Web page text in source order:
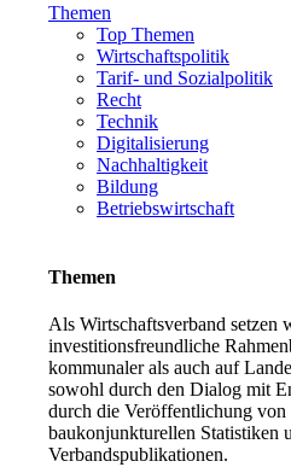
Themen
Top Themen
Wirtschaftspolitik
Tarif- und Sozialpolitik
Recht
Technik
Digitalisierung
Nachhaltigkeit
Bildung
Betriebswirtschaft
Themen
Als Wirtschaftsverband setzen
investitionsfreundliche
kommunaler als auch auf
sowohl durch den Dialog mit
durch die Veröffentlichung von
baukonjunkturellen Statistiken
Verbandspublikationen.